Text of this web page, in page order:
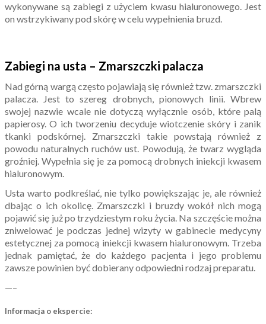
wykonywane są zabiegi z użyciem kwasu hialuronowego. Jest
on wstrzykiwany pod skórę w celu wypełnienia bruzd.
Zabiegi na usta – Zmarszczki palacza
Nad górną wargą często pojawiają się również tzw. zmarszczki
palacza. Jest to szereg drobnych, pionowych linii. Wbrew
swojej nazwie wcale nie dotyczą wyłącznie osób, które palą
papierosy. O ich tworzeniu decyduje wiotczenie skóry i zanik
tkanki podskórnej. Zmarszczki takie powstają również z
powodu naturalnych ruchów ust. Powodują, że twarz wygląda
groźniej. Wypełnia się je za pomocą drobnych iniekcji kwasem
hialuronowym.
Usta warto podkreślać, nie tylko powiększając je, ale również
dbając o ich okolicę. Zmarszczki i bruzdy wokół nich mogą
pojawić się już po trzydziestym roku życia. Na szczęście można
zniwelować je podczas jednej wizyty w gabinecie medycyny
estetycznej za pomocą iniekcji kwasem hialuronowym. Trzeba
jednak pamiętać, że do każdego pacjenta i jego problemu
zawsze powinien być dobierany odpowiedni rodzaj preparatu.
—–
Informacja o ekspercie: